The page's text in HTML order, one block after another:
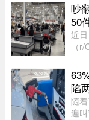
吵
50
近
（
百
近
陷
随
遍